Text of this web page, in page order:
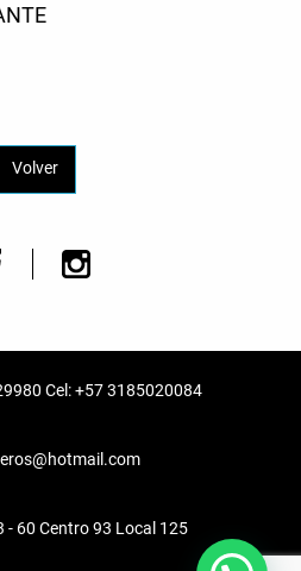
Volver
Cel: +57 3185020084
- 60 Centro 93 Local 125